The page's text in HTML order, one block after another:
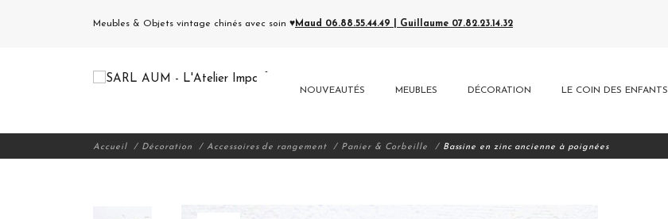
Meubles & Objets vintage chinés avec soin ♥Maud 06.88.55.44.49 | Guillaume 07.82.23.14.32
NOUVEAUTÉS MEUBLES DÉCORATION LE COIN DES ENFANTS
Accueil Décoration Accessoires de rangement Panier & Corbeille Bassine en zinc ancienne à poignées